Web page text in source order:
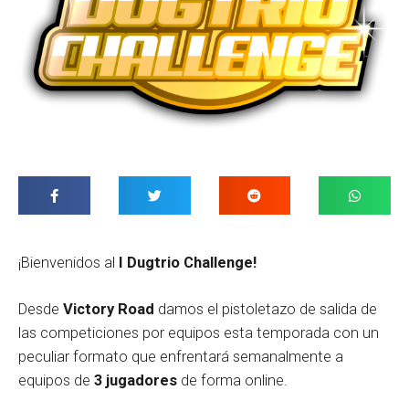
¡Bienvenidos al I Dugtrio Challenge!
Desde Victory Road damos el pistoletazo de salida de
las competiciones por equipos esta temporada con un
peculiar formato que enfrentará semanalmente a
equipos de 3 jugadores de forma online.